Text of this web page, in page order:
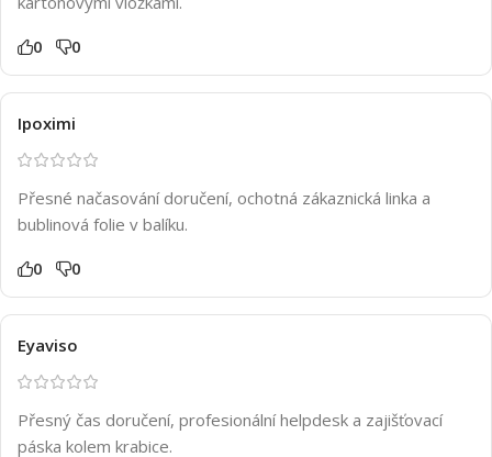
0 0
Ipoximi
Přesné načasování doručení, ochotná zákaznická linka a
bublinová folie v balíku.
0 0
Eyaviso
Přesný čas doručení, profesionální helpdesk a zajišťovací
páska kolem krabice.